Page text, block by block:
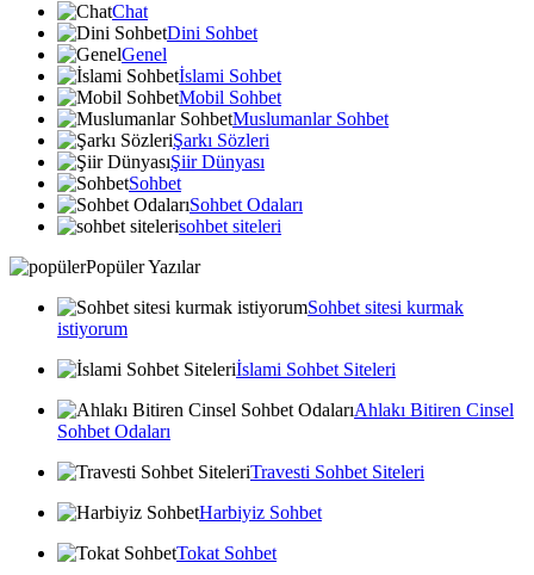
Chat
Dini Sohbet
Genel
İslami Sohbet
Mobil Sohbet
Muslumanlar Sohbet
Şarkı Sözleri
Şiir Dünyası
Sohbet
Sohbet Odaları
sohbet siteleri
Popüler Yazılar
Sohbet sitesi kurmak
istiyorum
İslami Sohbet Siteleri
Ahlakı Bitiren Cinsel
Sohbet Odaları
Travesti Sohbet Siteleri
Harbiyiz Sohbet
Tokat Sohbet